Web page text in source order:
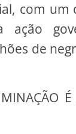
com um
de